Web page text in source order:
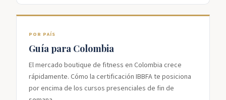
POR PAÍS
Guía para Colombia
El mercado boutique de fitness en Colombia crece
rápidamente. Cómo la certificación IBBFA te posiciona
por encima de los cursos presenciales de fin de